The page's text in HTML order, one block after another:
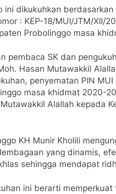
ini dikukuhkan
: KEP-18/MUI/JTM/XII/
Probolinggo masa
pembaca SK dan
Hasan Mutawakkil
penyematan PIN
masa khidmat 2020-
Alallah kepada
KH Munir Kholili
yang dinamis,
sehingga mendapat
ini berarti